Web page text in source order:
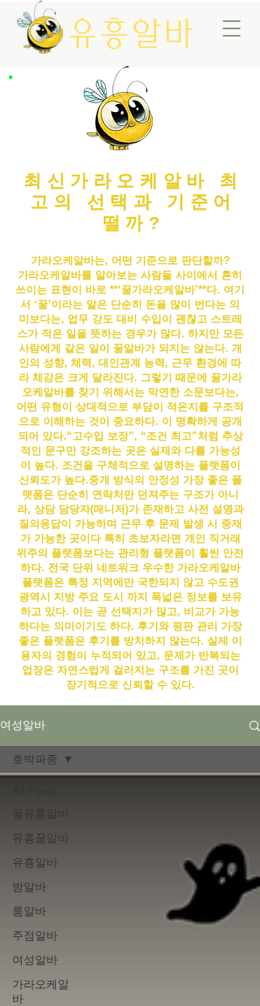
유흥알바
최신가라오케알바 최
고의 선택과 기준어
떨까?
가라오케알바는, 어떤 기준으로 판단할까?
가라오케알바를 알아보는 사람들 사이에서 흔히
쓰이는 표현이 바로 **‘꿀가라오케알바’**다. 여기
서 ‘꿀’이라는 말은 단순히 돈을 많이 번다는 의
미보다는, 업무 강도 대비 수입이 괜찮고 스트레
스가 적은 일을 뜻하는 경우가 많다. 하지만 모든
사람에게 같은 일이 꿀알바가 되지는 않는다. 개
인의 성향, 체력, 대인관계 능력, 근무 환경에 따
라 체감은 크게 달라진다. 그렇기 때문에 꿀가라
오케알바를 찾기 위해서는 막연한 소문보다는,
어떤 유형이 상대적으로 부담이 적은지를 구조적
으로 이해하는 것이 중요하다. 이 명확하게 공개
되어 있다.“고수입 보장”, “조건 최고”처럼 추상
적인 문구만 강조하는 곳은 실제와 다를 가능성
이 높다. 조건을 구체적으로 설명하는 플랫폼이
신뢰도가 높다.중개 방식의 안정성 가장 좋은 플
랫폼은 단순히 연락처만 던져주는 구조가 아니
라, 상담 담당자(매니저)가 존재하고 사전 설명과
질의응답이 가능하며 근무 후 문제 발생 시 중재
가 가능한 곳이다 특히 초보자라면 개인 직거래
위주의 플랫폼보다는 관리형 플랫폼이 훨씬 안전
하다. 전국 단위 네트워크 우수한 가라오케알바
플랫폼은 특정 지역에만 국한되지 않고 수도권
광역시 지방 주요 도시 까지 폭넓은 정보를 보유
하고 있다. 이는 곧 선택지가 많고, 비교가 가능
하다는 의미이기도 하다. 후기와 평판 관리 가장
좋은 플랫폼은 후기를 방치하지 않는다. 실제 이
용자의 경험이 누적되어 있고, 문제가 반복되는
업장은 자연스럽게 걸러지는 구조를 가진 곳이
장기적으로 신뢰할 수 있다.
여성알바
유흥꿀알바
유흥알바
밤알바
룸알바
주점알바
여성알바
가라오케알
바
호박파종